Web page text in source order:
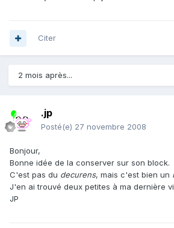
Citer
2 mois après...
.jp
Posté(e) 27 novembre 2008
Bonjour,
Bonne idée de la conserver sur son block.
C'est pas du decurens, mais c'est bien un
J'en ai trouvé deux petites à ma dernière
JP